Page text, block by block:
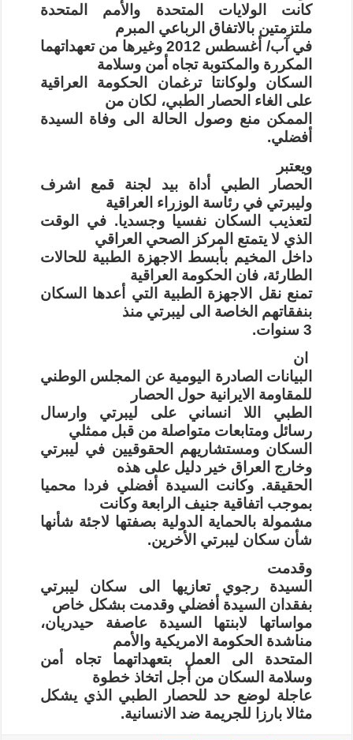
كانت الولايات المتحدة والأمم المتحدة
ملتزمتين بالاتفاق الرباعي المبرم
في آب/ أغسطس 2012 وغيرها من تعهداتهما
المكررة والمكتوبة تجاه أمن وسلامة
السكان ولوكانتا ترغمان الحكومة العراقية
على الغاء الحصار الطبي، لكان من
الممكن منع وصول الحالة الى وفاة السيدة
أفضلي.
ويعتبر
الحصار الطبي أداة بيد لجنة قمع اشرف
وليبرتي في رئاسة الوزراء العراقية
لتعذيب السكان نفسيا وجسديا. في الوقت
الذي لا يتمتع المركز الصحي العراقي
داخل المخيم بأبسط الاجهزة الطبية للحالات
الطارئة، فان الحكومة العراقية
تمنع نقل الاجهزة الطبية التي أعدها السكان
بنفقاتهم الخاصة الى ليبرتي منذ
3 سنوات.
ان
البيانات الصادرة اليومية عن المجلس الوطني
للمقاومة الايرانية حول الحصار
الطبي اللا انساني على ليبرتي وارسال
رسائل ومتابعات متواصلة من قبل ممثلي
السكان ومستشاريهم الحقوقيين في ليبرتي
وخارج العراق خير دليل على هذه
الحقيقة. وكانت السيدة أفضلي فردا محميا
بموجب اتفاقية جنيف الرابعة وكانت
مشمولة بالحماية الدولية بصفتها لاجئة شأنها
شأن سكان ليبرتي الأخرين.
وقدمت
السيدة رجوي تعازيها الى سكان ليبرتي
بفقدان السيدة أفضلي وقدمت بشكل خاص
مواساتها لابنتها السيدة عاصفة حيدريان،
مناشدة الحكومة الامريكية والأمم
المتحدة الى العمل بتعهداتهما تجاه أمن
وسلامة السكان من أجل اتخاذ خطوة
عاجلة لوضع حد للحصار الطبي الذي يشكل
مثالا بارزا للجريمة ضد الانسانية.